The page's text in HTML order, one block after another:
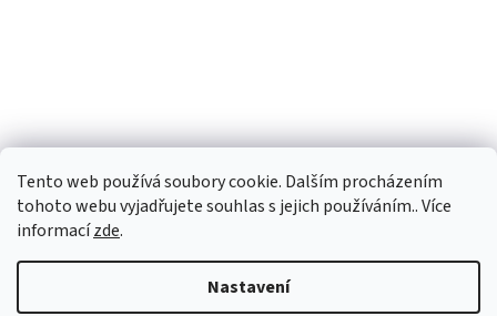
Tento web používá soubory cookie. Dalším procházením
tohoto webu vyjadřujete souhlas s jejich používáním.. Více
informacízde.
Nastavení